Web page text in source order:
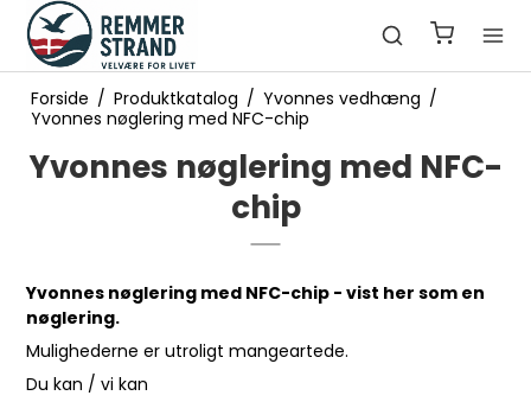
Forside / Produktkatalog / Yvonnes vedhæng /
Yvonnes nøglering med NFC-chip
Yvonnes nøglering med NFC-
chip
Yvonnes nøglering med NFC-chip - vist her som en
nøglering.
Mulighederne er utroligt mangeartede.
Du kan / vi kan